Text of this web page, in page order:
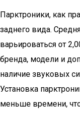
Парктроники, как
заднего вида.
варьироваться от
бренда, модели и
наличие звуковых
Установка
меньше времени,